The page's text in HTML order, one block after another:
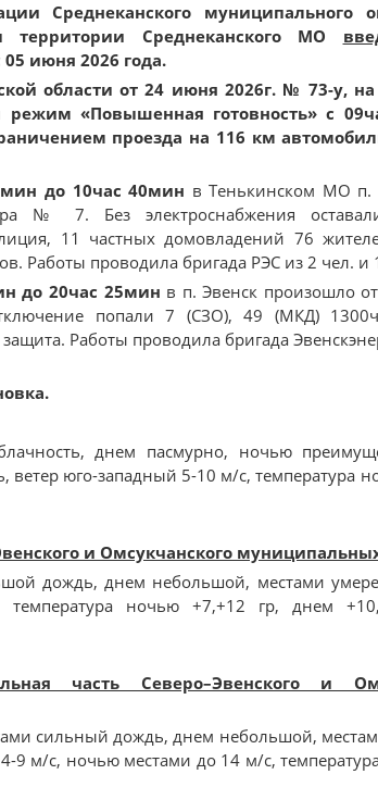
Среднеканского муниципального
Среднеканского МО
июня 2026 года.
области от 24 июня 2026г. № 73-у,
режим «Повышенная готовность» с
проезда на 116 км
до 10час 40мин в Тенькинском МО п.
№ 7. Без электроснабжения
11 частных домовладений 76
Работы проводила бригада РЭС из 2 чел. и
до 20час 25мин в п. Эвенск произошло
попали 7 (СЗО), 49 (МКД)
Работы проводила бригада
днем пасмурно, ночью
юго-западный 5-10 м/с, температура
и Омсукчанского
дождь, днем небольшой, местами
температура ночью +7,+12 гр, днем
часть Северо–Эвенского и
сильный дождь, днем небольшой,
9 м/с, ночью местами до 14 м/с,